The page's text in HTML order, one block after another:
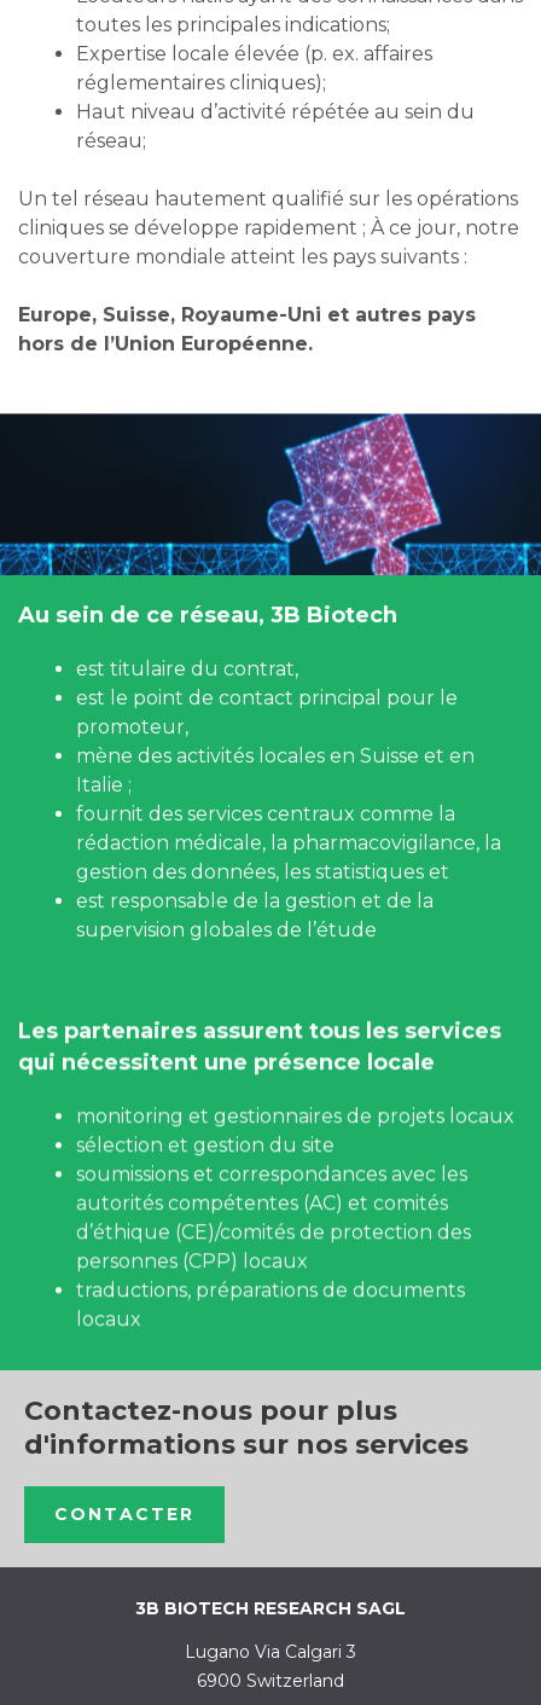
toutes les principales indications;
Expertise locale élevée (p. ex. affaires
réglementaires cliniques);
Haut niveau d’activité répétée au sein du
réseau;
Un tel réseau hautement qualifié sur les opérations
cliniques se développe rapidement ; À ce jour, notre
couverture mondiale atteint les pays suivants :
Europe, Suisse, Royaume-Uni et autres pays
hors de l’Union Européenne.
Au sein de ce réseau, 3B Biotech
est titulaire du contrat,
est le point de contact principal pour le
promoteur,
mène des activités locales en Suisse et en
Italie ;
fournit des services centraux comme la
rédaction médicale, la pharmacovigilance, la
gestion des données, les statistiques et
est responsable de la gestion et de la
supervision globales de l’étude
Les partenaires assurent tous les services
qui nécessitent une présence locale
monitoring et gestionnaires de projets locaux
sélection et gestion du site
soumissions et correspondances avec les
autorités compétentes (AC) et comités
d’éthique (CE)/comités de protection des
personnes (CPP) locaux
traductions, préparations de documents
locaux
Contactez-nous pour plus
d'informations sur nos services
CONTACTER
3B BIOTECH RESEARCH SAGL
Lugano Via Calgari 3
6900 Switzerland